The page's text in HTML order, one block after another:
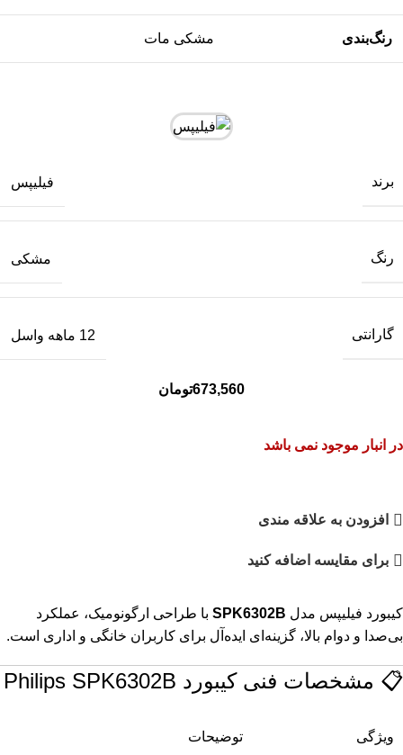
رنگ‌بندی مشکی مات
برند فیلیپس
رنگ مشکی
گارانتی 12 ماهه واسل
673,560تومان
در انبار موجود نمی باشد
افزودن به علاقه مندی
برای مقایسه اضافه کنید
کیبورد فیلیپس مدل SPK6302B با طراحی ارگونومیک، عملکرد
بی‌صدا و دوام بالا، گزینه‌ای ایده‌آل برای کاربران خانگی و اداری است.
📋 مشخصات فنی کیبورد Philips SPK6302B
ویژگی توضیحات